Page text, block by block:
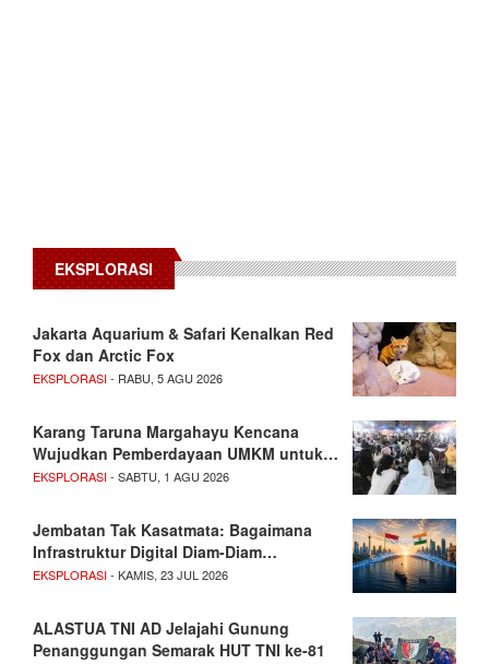
EKSPLORASI
Jakarta Aquarium & Safari Kenalkan Red
Fox dan Arctic Fox
EKSPLORASI- RABU, 5 AGU 2026
Karang Taruna Margahayu Kencana
Wujudkan Pemberdayaan UMKM untuk…
EKSPLORASI- SABTU, 1 AGU 2026
Jembatan Tak Kasatmata: Bagaimana
Infrastruktur Digital Diam-Diam…
EKSPLORASI- KAMIS, 23 JUL 2026
ALASTUA TNI AD Jelajahi Gunung
Penanggungan Semarak HUT TNI ke-81